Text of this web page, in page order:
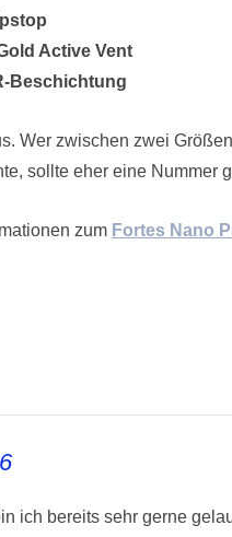
Active Vent
Beschichtung
Wer zwischen zwei
sollte eher eine Nummer
zum Fortes Nano
ich bereits sehr gerne